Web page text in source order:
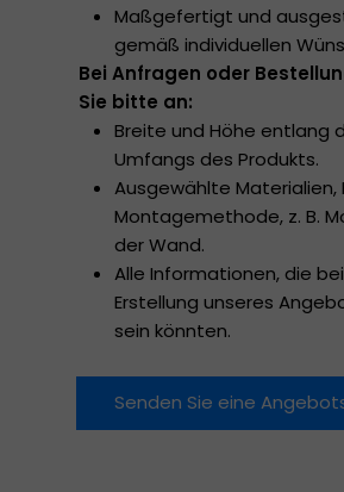
Senden Sie eine
Maßgefertigt und
gemäß individuellen
Bei Anfragen oder
Sie bitte an:
Breite und Höhe entlang
Umfangs des Produkts.
Ausgewählte Materialien,
Montagemethode, z. B.
der Wand.
Alle Informationen, die
Erstellung unseres
sein könnten.